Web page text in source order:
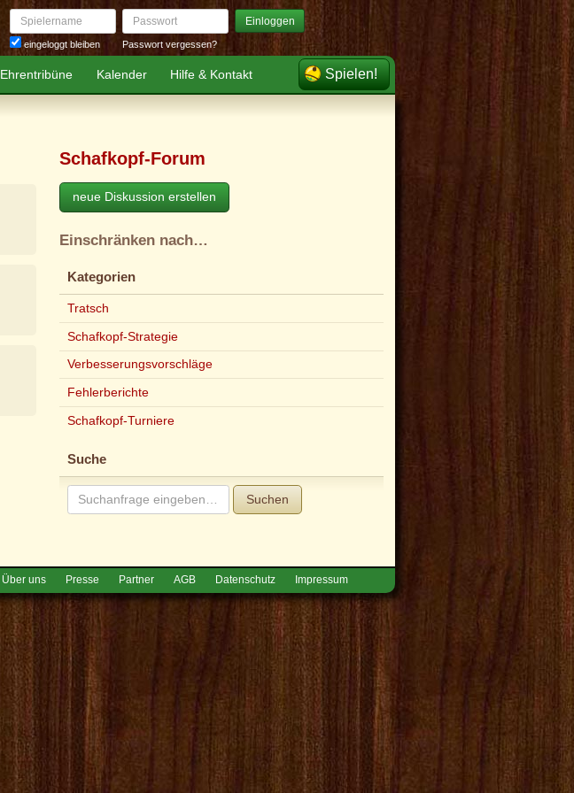
Spielername
eingeloggt bleiben
Passwort Einloggen
Passwort vergessen?
Ehrentribüne Kalender Hilfe & Kontakt Spielen!
Schafkopf-Forum
neue Diskussion erstellen
Einschränken nach…
Kategorien
Tratsch
Schafkopf-Strategie
Verbesserungsvorschläge
Fehlerberichte
Schafkopf-Turniere
Suche
Suchen
Über uns Presse Partner AGB Datenschutz Impressum